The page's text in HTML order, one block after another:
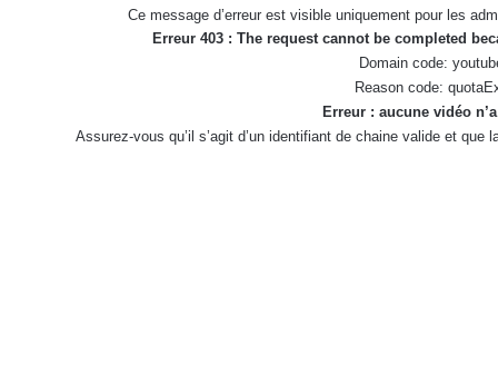
Ce message d’erreur est visible uniquement pour les
Erreur 403 : The request cannot be completed
Domain code:
Reason code:
Erreur : aucune vidéo
Assurez-vous qu’il s’agit d’un identifiant de chaine valide et